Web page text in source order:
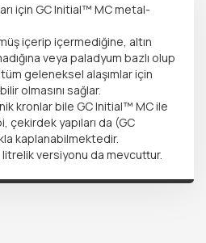
için GC Initial™ MC metal-
içerip içermediğine, altın
veya paladyum bazlı olup
tüm geleneksel alaşımlar için
olmasını sağlar.
kronlar bile GC Initial™ MC ile
çekirdek yapıları da (GC
kaplanabilmektedir.
litrelik versiyonu da mevcuttur.